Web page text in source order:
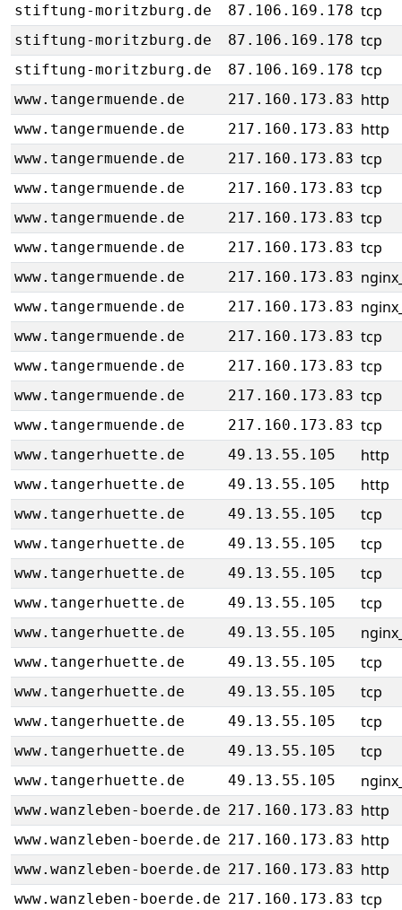
stiftung-moritzburg.de 87.106.169.178 tcp
stiftung-moritzburg.de 87.106.169.178 tcp
stiftung-moritzburg.de 87.106.169.178 tcp
www.tangermuende.de 217.160.173.83 http
www.tangermuende.de 217.160.173.83 http
www.tangermuende.de 217.160.173.83 tcp
www.tangermuende.de 217.160.173.83 tcp
www.tangermuende.de 217.160.173.83 tcp
www.tangermuende.de 217.160.173.83 tcp
www.tangermuende.de 217.160.173.83
www.tangermuende.de 217.160.173.83
www.tangermuende.de 217.160.173.83 tcp
www.tangermuende.de 217.160.173.83 tcp
www.tangermuende.de 217.160.173.83 tcp
www.tangermuende.de 217.160.173.83 tcp
www.tangerhuette.de 49.13.55.105 http
www.tangerhuette.de 49.13.55.105 http
www.tangerhuette.de 49.13.55.105 tcp
www.tangerhuette.de 49.13.55.105 tcp
www.tangerhuette.de 49.13.55.105 tcp
www.tangerhuette.de 49.13.55.105 tcp
www.tangerhuette.de 49.13.55.105
www.tangerhuette.de 49.13.55.105 tcp
www.tangerhuette.de 49.13.55.105 tcp
www.tangerhuette.de 49.13.55.105 tcp
www.tangerhuette.de 49.13.55.105 tcp
www.tangerhuette.de 49.13.55.105
www.wanzleben-boerde.de 217.160.173.83 http
www.wanzleben-boerde.de 217.160.173.83 http
www.wanzleben-boerde.de 217.160.173.83 http
www.wanzleben-boerde.de 217.160.173.83 tcp